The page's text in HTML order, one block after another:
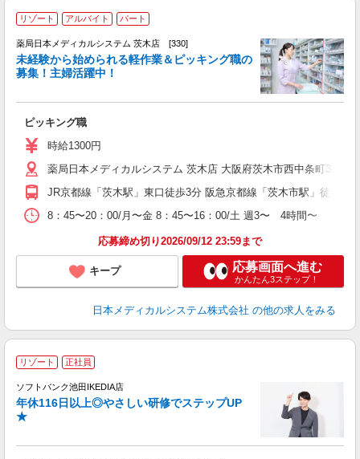
リゾート アルバイト パート
薬局日本メディカルシステム 茨木店 [330]
未経験から始められる軽作業＆ピッキング職の
募集！主婦活躍中！
ピッキング職
時給1300円
薬局日本メディカルシステム 茨木店 大阪府茨木市西中条町3-41
JR京都線「茨木駅」東口徒歩3分 阪急京都線「茨木市駅」徒歩16
8：45〜20：00/月〜金 8：45〜16：00/土 週3〜 4時間〜 ※午
応募締め切り2026/09/12 23:59まで
キープ 応募画面へ進む
かんたん3ステップ！
日本メディカルシステム株式会社 の他の求人をみる
リゾート 正社員
ソフトバンク池田IKEDIA店
年休116日以上◎やさしい研修でステップUP
★